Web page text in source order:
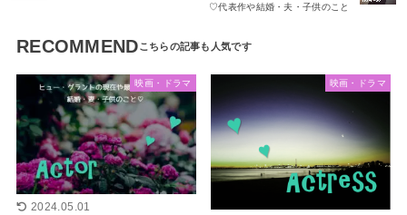
♡代表作や結婚・夫・子供のこと
RECOMMEND
映画・ドラマ
2024.05.01
映画・ドラマ